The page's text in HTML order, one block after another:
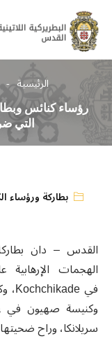
الرئيسية
رؤساء كنائس
التي
بطاركة ورؤساء
القدس – دان
الهجمات
سريلانكا، وراح ضحيتها ما